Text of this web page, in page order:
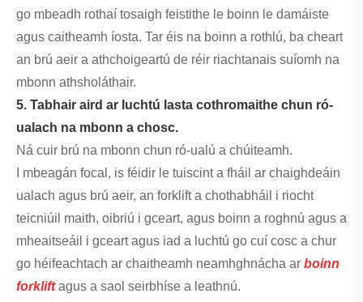
go mbeadh rothaí tosaigh feistithe le boinn le damáiste
agus caitheamh íosta. Tar éis na boinn a rothlú, ba cheart
an brú aeir a athchoigeartú de réir riachtanais suíomh na
mbonn athsholáthair.
5. Tabhair aird ar luchtú lasta cothromaithe chun ró-
ualach na mbonn a chosc.
Ná cuir brú na mbonn chun ró-ualú a chúiteamh.
I mbeagán focal, is féidir le tuiscint a fháil ar chaighdeáin
ualach agus brú aeir, an forklift a chothabháil i riocht
teicniúil maith, oibriú i gceart, agus boinn a roghnú agus a
mheaitseáil i gceart agus iad a luchtú go cuí cosc ​​a chur
go héifeachtach ar chaitheamh neamhghnácha ar boinn
forklift agus a saol seirbhíse a leathnú.